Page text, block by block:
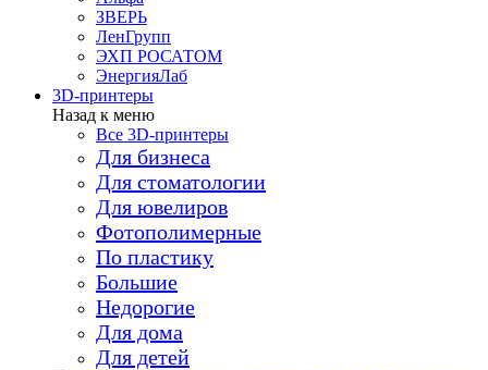
ЗВЕРЬ
ЛенГрупп
ЭХП РОСАТОМ
ЭнергияЛаб
3D-принтеры
Назад к меню
Все 3D-принтеры
Для бизнеса
Для стоматологии
Для ювелиров
Фотополимерные
По пластику
Большие
Недорогие
Для дома
Для детей